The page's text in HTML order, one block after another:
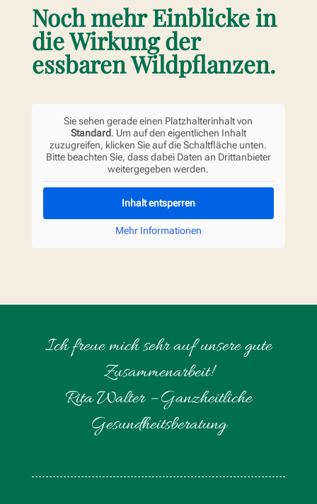
Noch mehr Einblicke in
die Wirkung der
essbaren Wildpflanzen.
Sie sehen gerade einen Platzhalterinhalt von
Standard. Um auf den eigentlichen Inhalt
zuzugreifen, klicken Sie auf die Schaltfläche unten.
Bitte beachten Sie, dass dabei Daten an Drittanbieter
weitergegeben werden.
Inhalt entsperren
Mehr Informationen
Ich freue mich sehr auf unsere gute
Zusammenarbeit!
Rita Walter – Ganzheitliche
Gesundheitsberatung